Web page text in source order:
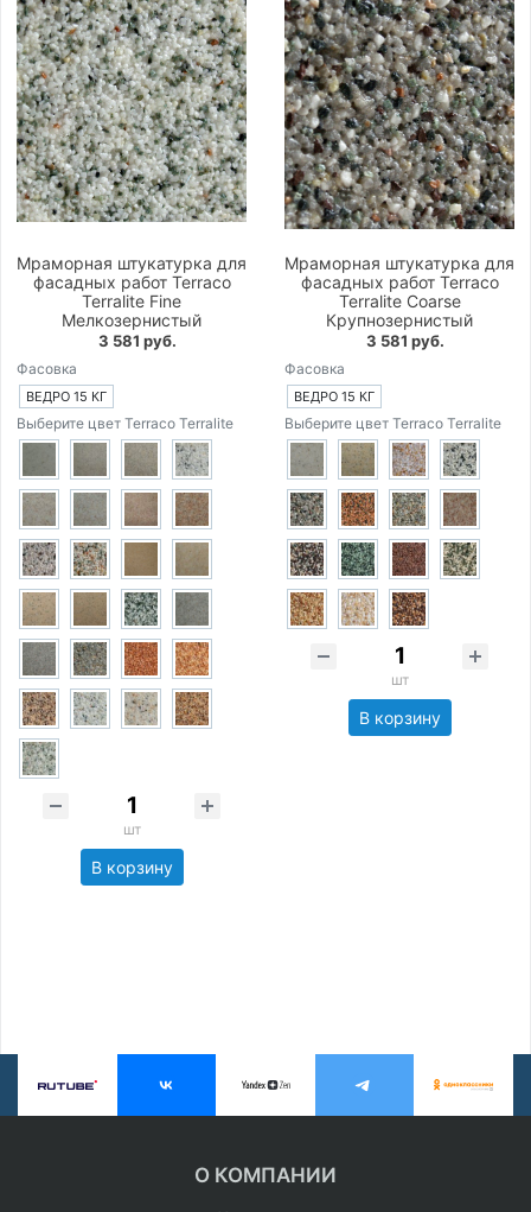
Мраморная штукатурка для
фасадных работ Terraco
Terralite Fine
Мелкозернистый
3 581 руб.
Фасовка
ВЕДРО 15 КГ
Выберите цвет Terraco Terralite
шт
В корзину
Мраморная штукатурка для
фасадных работ Terraco
Terralite Coarse
Крупнозернистый
3 581 руб.
Фасовка
ВЕДРО 15 КГ
Выберите цвет Terraco Terralite
шт
В корзину
О КОМПАНИИ